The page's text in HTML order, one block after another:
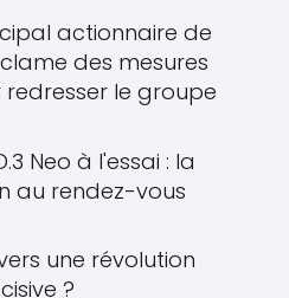
actionnaire de
des mesures
le groupe
Neo à l'essai : la
au rendez-vous
une révolution
?